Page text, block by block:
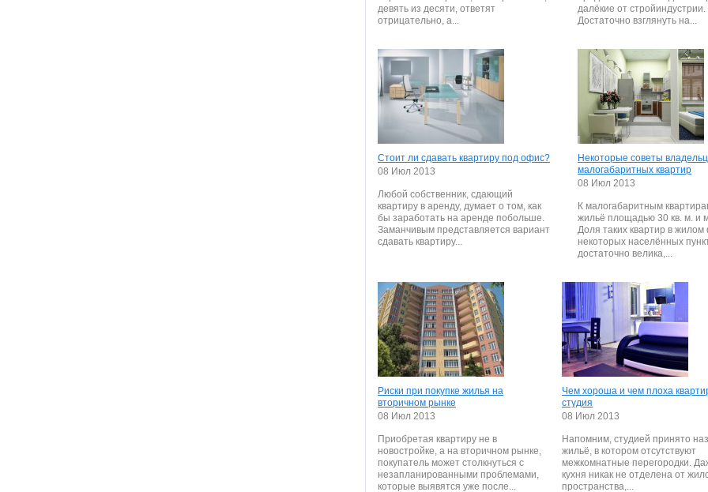
девять из десяти, ответят
отрицательно, а...
далёкие от стройиндустрии.
Достаточно взглянуть на...
Стоит ли сдавать квартиру под офис?
08 Июл 2013
Любой собственник, сдающий
квартиру в аренду, думает о том, как
бы заработать на аренде побольше.
Заманчивым представляется вариант
сдавать квартиру...
Некоторые советы
малогабаритных квартир
08 Июл 2013
К малогабаритным
жильё площадью 30 кв. м. и
Доля таких квартир в
некоторых населённых
достаточно велика,...
Риски при покупке жилья на
вторичном рынке
08 Июл 2013
Приобретая квартиру не в
новостройке, а на вторичном рынке,
покупатель может столкнуться с
незапланированными проблемами,
которые выявятся уже после...
Чем хороша и чем плоха
студия
08 Июл 2013
Напомним, студией принято
жильё, в котором отсутствуют
межкомнатные перегородки.
кухня никак не отделена от
пространства,...